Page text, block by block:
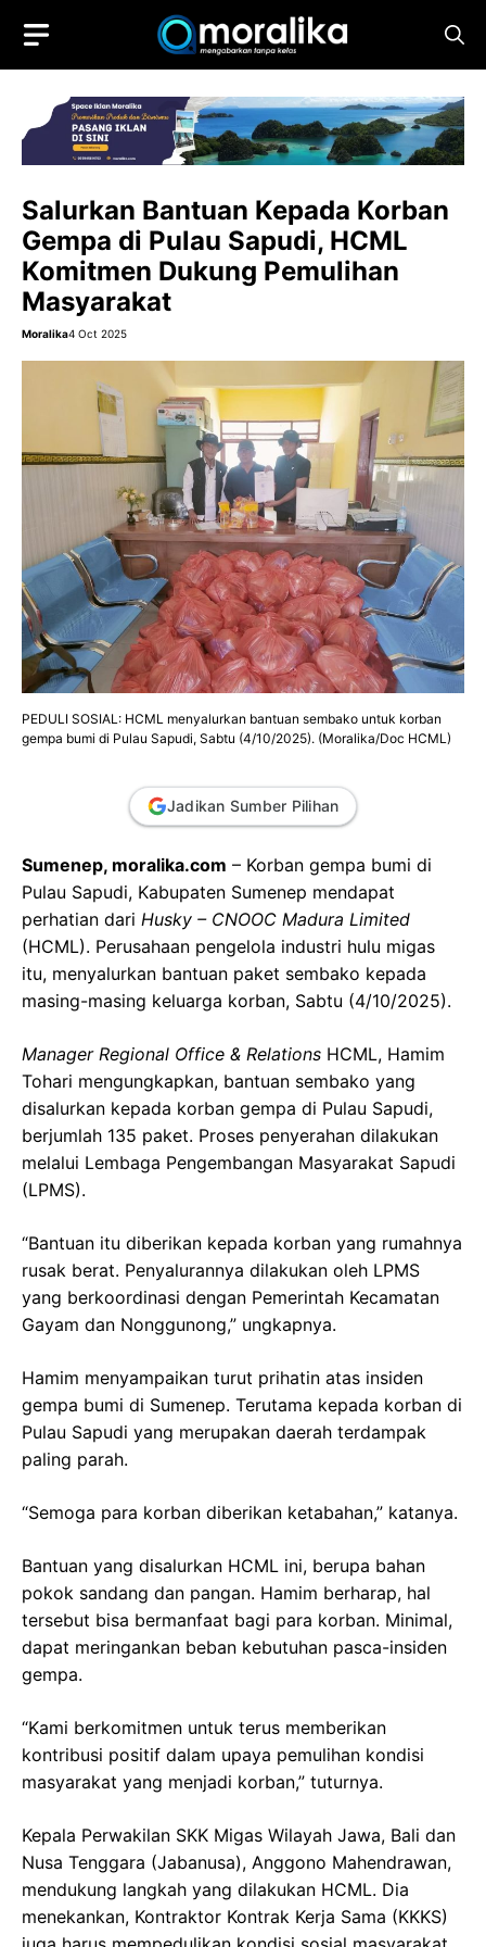
content
Salurkan Bantuan Kepada Korban
Gempa di Pulau Sapudi, HCML
Komitmen Dukung Pemulihan
Masyarakat
Moralika4 Oct 2025
PEDULI SOSIAL: HCML menyalurkan bantuan sembako untuk korban
gempa bumi di Pulau Sapudi, Sabtu (4/10/2025). (Moralika/Doc HCML)
Jadikan Sumber Pilihan
Sumenep, moralika.com – Korban gempa bumi di
Pulau Sapudi, Kabupaten Sumenep mendapat
perhatian dari Husky – CNOOC Madura Limited
(HCML). Perusahaan pengelola industri hulu migas
itu, menyalurkan bantuan paket sembako kepada
masing-masing keluarga korban, Sabtu (4/10/2025).
Manager Regional Office & Relations HCML, Hamim
Tohari mengungkapkan, bantuan sembako yang
disalurkan kepada korban gempa di Pulau Sapudi,
berjumlah 135 paket. Proses penyerahan dilakukan
melalui Lembaga Pengembangan Masyarakat Sapudi
(LPMS).
“Bantuan itu diberikan kepada korban yang rumahnya
rusak berat. Penyalurannya dilakukan oleh LPMS
yang berkoordinasi dengan Pemerintah Kecamatan
Gayam dan Nonggunong,” ungkapnya.
Hamim menyampaikan turut prihatin atas insiden
gempa bumi di Sumenep. Terutama kepada korban di
Pulau Sapudi yang merupakan daerah terdampak
paling parah.
“Semoga para korban diberikan ketabahan,” katanya.
Bantuan yang disalurkan HCML ini, berupa bahan
pokok sandang dan pangan. Hamim berharap, hal
tersebut bisa bermanfaat bagi para korban. Minimal,
dapat meringankan beban kebutuhan pasca-insiden
gempa.
“Kami berkomitmen untuk terus memberikan
kontribusi positif dalam upaya pemulihan kondisi
masyarakat yang menjadi korban,” tuturnya.
Kepala Perwakilan SKK Migas Wilayah Jawa, Bali dan
Nusa Tenggara (Jabanusa), Anggono Mahendrawan,
mendukung langkah yang dilakukan HCML. Dia
menekankan, Kontraktor Kontrak Kerja Sama (KKKS)